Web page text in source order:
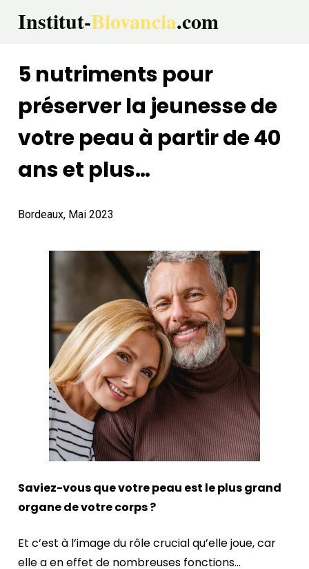
Institut-Biovancia.com
5 nutriments pour
préserver la jeunesse de
votre peau à partir de 40
ans et plus…
Bordeaux, Mai 2023
Saviez-vous que votre peau est le plus grand
organe de votre corps ?
Et c’est à l’image du rôle crucial qu’elle joue, car
elle a en effet de nombreuses fonctions...